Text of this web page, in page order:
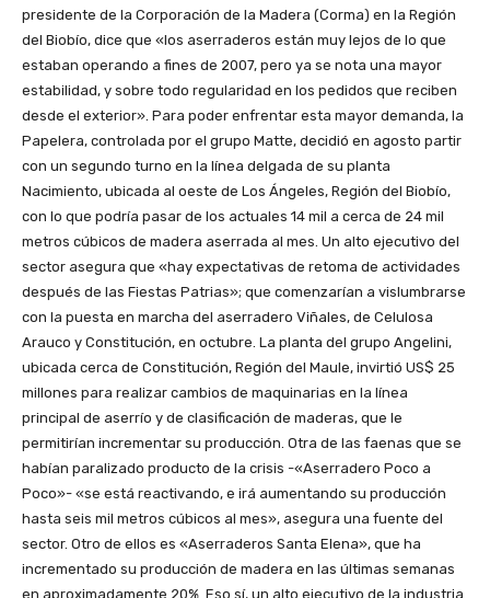
presidente de la Corporación de la Madera (Corma) en la Región
del Biobío, dice que «los aserraderos están muy lejos de lo que
estaban operando a fines de 2007, pero ya se nota una mayor
estabilidad, y sobre todo regularidad en los pedidos que reciben
desde el exterior». Para poder enfrentar esta mayor demanda, la
Papelera, controlada por el grupo Matte, decidió en agosto partir
con un segundo turno en la línea delgada de su planta
Nacimiento, ubicada al oeste de Los Ángeles, Región del Biobío,
con lo que podría pasar de los actuales 14 mil a cerca de 24 mil
metros cúbicos de madera aserrada al mes. Un alto ejecutivo del
sector asegura que «hay expectativas de retoma de actividades
después de las Fiestas Patrias»; que comenzarían a vislumbrarse
con la puesta en marcha del aserradero Viñales, de Celulosa
Arauco y Constitución, en octubre. La planta del grupo Angelini,
ubicada cerca de Constitución, Región del Maule, invirtió US$ 25
millones para realizar cambios de maquinarias en la línea
principal de aserrío y de clasificación de maderas, que le
permitirían incrementar su producción. Otra de las faenas que se
habían paralizado producto de la crisis -«Aserradero Poco a
Poco»- «se está reactivando, e irá aumentando su producción
hasta seis mil metros cúbicos al mes», asegura una fuente del
sector. Otro de ellos es «Aserraderos Santa Elena», que ha
incrementado su producción de madera en las últimas semanas
en aproximadamente 20%. Eso sí, un alto ejecutivo de la industria